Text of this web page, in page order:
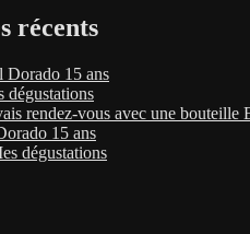
récents
Dorado 15 ans
dégustations
rendez-vous avec une bouteille
15 ans
dégustations